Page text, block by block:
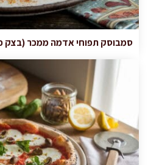
סמבוסק תפוחי אדמה ממכר (בצק